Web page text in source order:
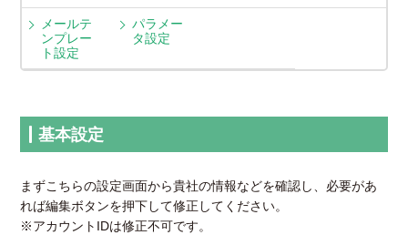
メールテ
ンプレー
ト設定
パラメー
タ設定
基本設定
まずこちらの設定画面から貴社の情報などを確認し、必要があ
れば編集ボタンを押下して修正してください。
※アカウントIDは修正不可です。